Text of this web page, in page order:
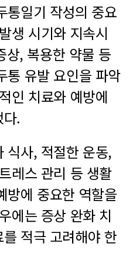
통일기 작성의 중요
생 시기와 지속시
상, 복용한 약물 등
통 유발 요인을 파악
인 치료와 예방에
.
식사, 적절한 운동,
레스 관리 등 생활
방에 중요한 역할을
에는 증상 완화 치
적극 고려해야 한